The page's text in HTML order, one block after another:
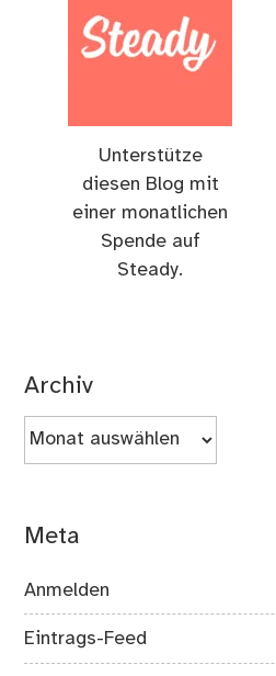
Unterstütze
diesen Blog mit
einer monatlichen
Spende auf
Steady.
Archiv
Archiv
Meta
Anmelden
Eintrags-Feed